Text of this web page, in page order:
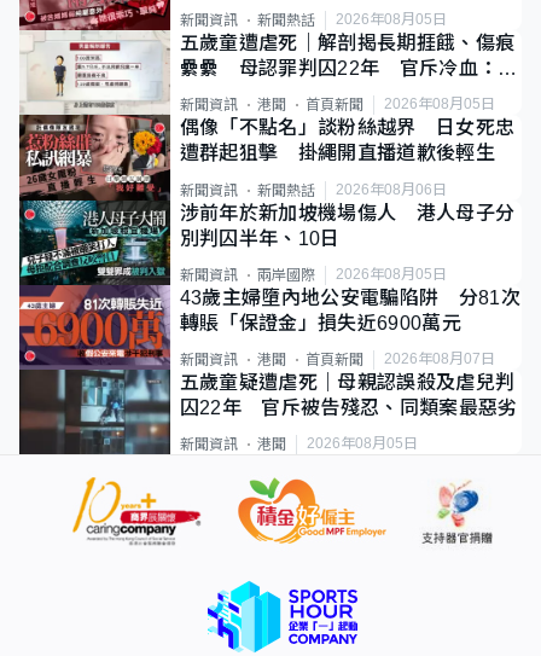
新聞資訊 新聞熱話 2026年08月05日
五歲童遭虐死｜解剖揭長期捱餓、傷痕
纍纍 母認罪判囚22年 官斥冷血：同
類案最惡劣
新聞資訊 港聞 首頁新聞 2026年08月05日
偶像「不點名」談粉絲越界 日女死忠
遭群起狙擊 掛繩開直播道歉後輕生
新聞資訊 新聞熱話 2026年08月06日
涉前年於新加坡機場傷人 港人母子分
別判囚半年、10日
新聞資訊 兩岸國際 2026年08月05日
43歲主婦墮內地公安電騙陷阱 分81次
轉賬「保證金」損失近6900萬元
新聞資訊 港聞 首頁新聞 2026年08月07日
五歲童疑遭虐死｜母親認誤殺及虐兒判
囚22年 官斥被告殘忍、同類案最惡劣
新聞資訊 港聞 2026年08月05日